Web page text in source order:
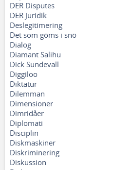
DER Disputes
DER Juridik
Deslegitimering
Det som göms i snö
Dialog
Diamant Salihu
Dick Sundevall
Diggiloo
Diktatur
Dilemman
Dimensioner
Dimridåer
Diplomati
Disciplin
Diskmaskiner
Diskriminering
Diskussion